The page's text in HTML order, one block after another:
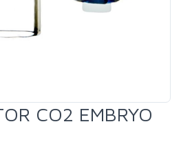
CO2 EMBRYO